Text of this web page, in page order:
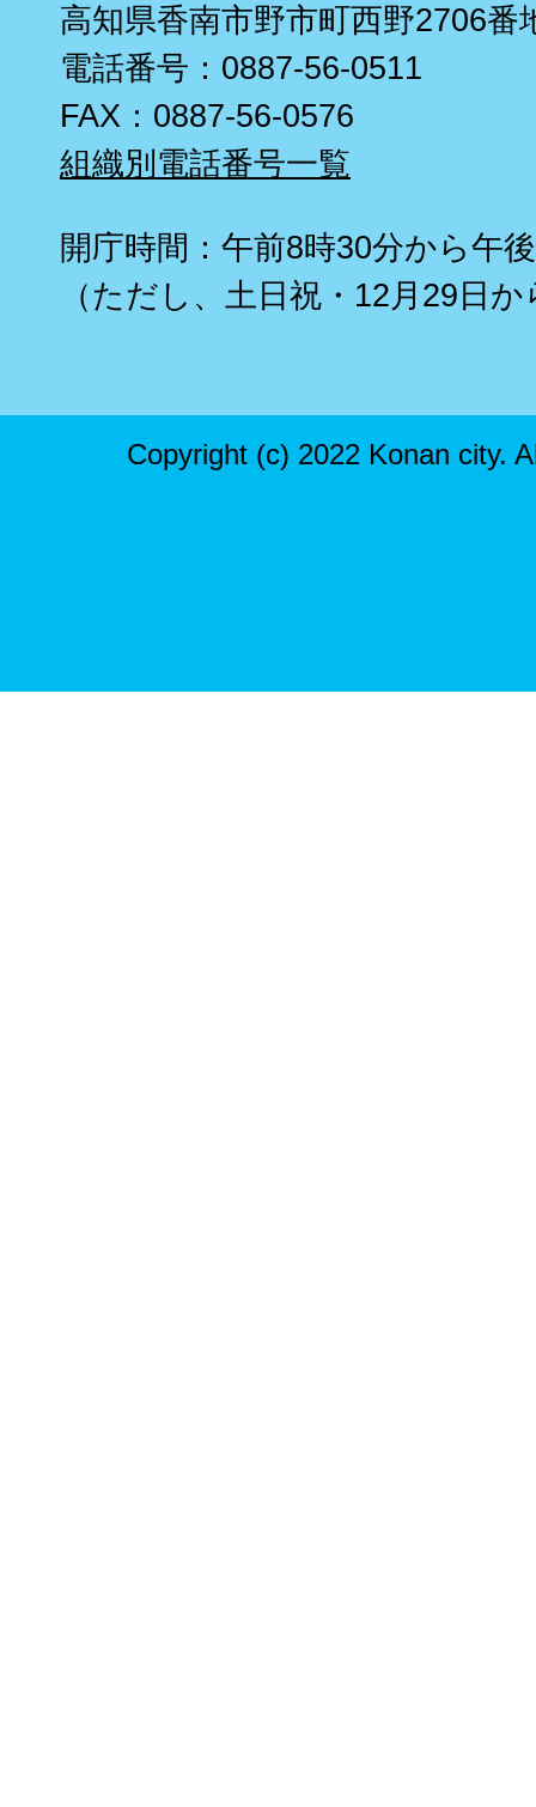
高知県香南市野市町西野2706番
電話番号：0887-56-0511
FAX：0887-56-0576
組織別電話番号一覧
開庁時間：午前8時30分から午
（ただし、土日祝・12月29日
Copyright (c) 2022 Konan city.